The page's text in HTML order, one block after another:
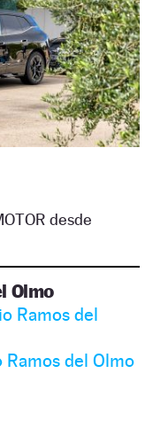
desde
Olmo
Ramos del
del Olmo